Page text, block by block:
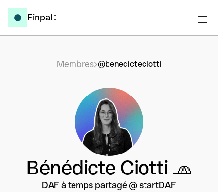
Finpal
Membres @benedicteciotti
Bénédicte Ciotti 🧢
DAF à temps partagé @ startDAF